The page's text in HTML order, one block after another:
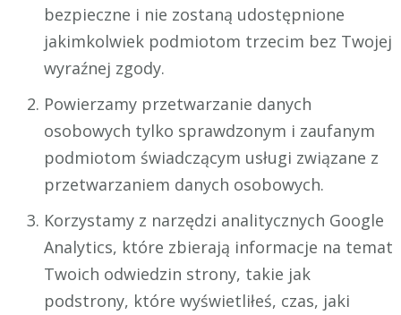
bezpieczne i nie zostaną udostępnione
jakimkolwiek podmiotom trzecim bez Twojej
wyraźnej zgody.
Powierzamy przetwarzanie danych
osobowych tylko sprawdzonym i zaufanym
podmiotom świadczącym usługi związane z
przetwarzaniem danych osobowych.
Korzystamy z narzędzi analitycznych Google
Analytics, które zbierają informacje na temat
Twoich odwiedzin strony, takie jak
podstrony, które wyświetliłeś, czas, jaki